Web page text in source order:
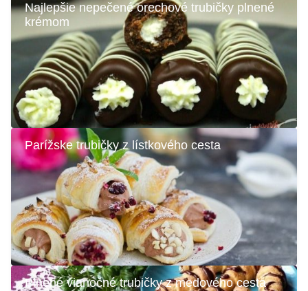
Najlepšie nepečené orechové trubičky plnené
krémom
Parížske trubičky z lístkového cesta
Plnené vianočné trubičky z medového cesta